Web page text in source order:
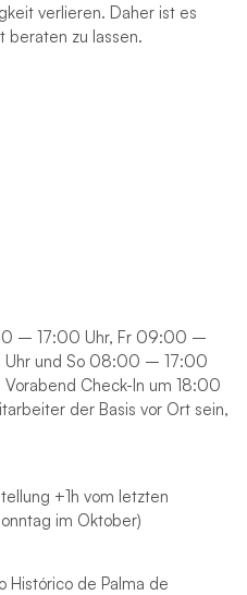
verlieren. Daher ist es
beraten zu lassen.
– 17:00 Uhr, Fr 09:00 –
und So 08:00 – 17:00
Check-In um 18:00
der Basis vor Ort sein,
+1h vom letzten
im Oktober)
Histórico de Palma de